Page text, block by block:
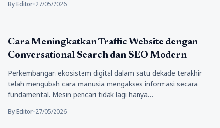
By Editor•27/05/2026
Bisnis
Cara Meningkatkan Traffic Website dengan
Conversational Search dan SEO Modern
Perkembangan ekosistem digital dalam satu dekade terakhir
telah mengubah cara manusia mengakses informasi secara
fundamental. Mesin pencari tidak lagi hanya…
By Editor•27/05/2026